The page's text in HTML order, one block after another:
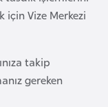
için Vize Merkezi
takip
gereken